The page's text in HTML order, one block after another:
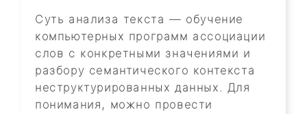
Суть анализа текста — обучение
компьютерных программ ассоциации
слов с конкретными значениями и
разбору семантического контекста
неструктурированных данных. Для
понимания, можно провести